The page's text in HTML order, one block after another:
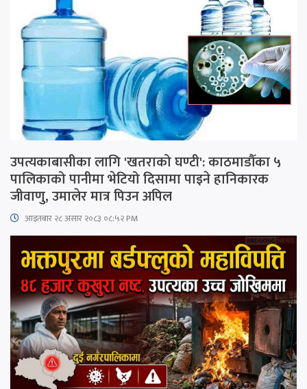
उपत्यकाबासीका लागि 'खतराको घण्टी': काठमाडौँका ५
पालिकाको पानीमा भेटियो दिसामा पाइने हानिकारक
जीवाणु, उमालेर मात्र पिउन अपिल
आइतबार​ २८ असार २०८३ ०८:५२ PM